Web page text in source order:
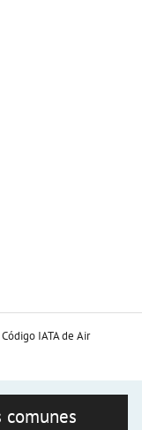
Código IATA de Air